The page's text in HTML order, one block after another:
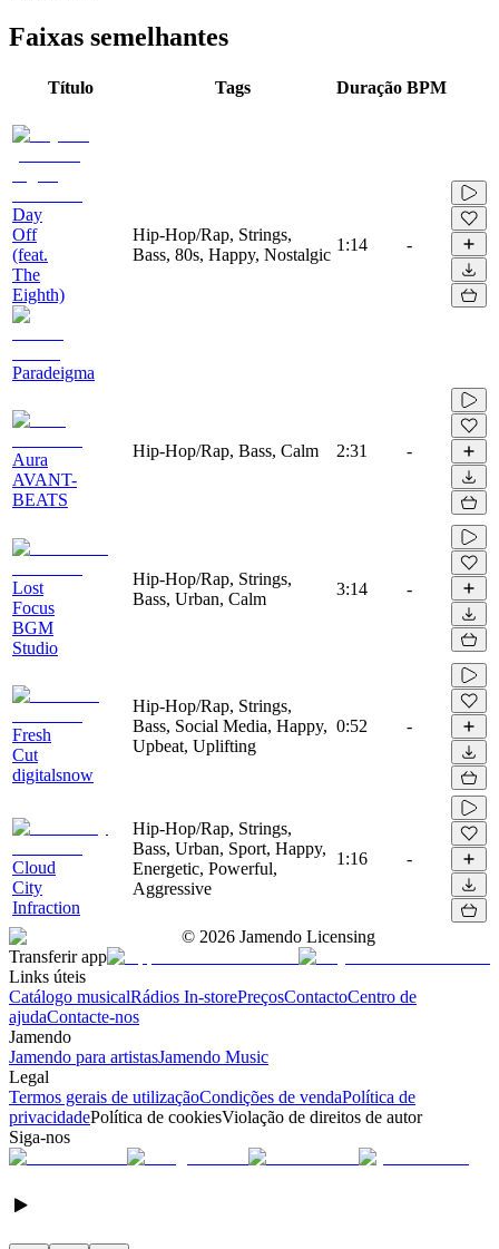
Faixas semelhantes
Título Tags Duração BPM
Day
Off
(feat.
The
Eighth)
Paradeigma
Hip-Hop/Rap, Strings,
Bass, 80s, Happy, Nostalgic
1:14 -
Aura
AVANT-
BEATS
Hip-Hop/Rap, Bass, Calm 2:31 -
Lost
Focus
BGM
Studio
Hip-Hop/Rap, Strings,
Bass, Urban, Calm
3:14 -
Fresh
Cut
digitalsnow
Hip-Hop/Rap, Strings,
Bass, Social Media, Happy,
Upbeat, Uplifting
0:52 -
Cloud
City
Infraction
Hip-Hop/Rap, Strings,
Bass, Urban, Sport, Happy,
Energetic, Powerful,
Aggressive
1:16 -
© 2026 Jamendo Licensing
Transferir app
Links úteis
Catálogo musicalRádios In-storePreçosContactoCentro de
ajudaContacte-nos
Jamendo
Jamendo para artistasJamendo Music
Legal
Termos gerais de utilizaçãoCondições de vendaPolítica de
privacidadePolítica de cookiesViolação de direitos de autor
Siga-nos